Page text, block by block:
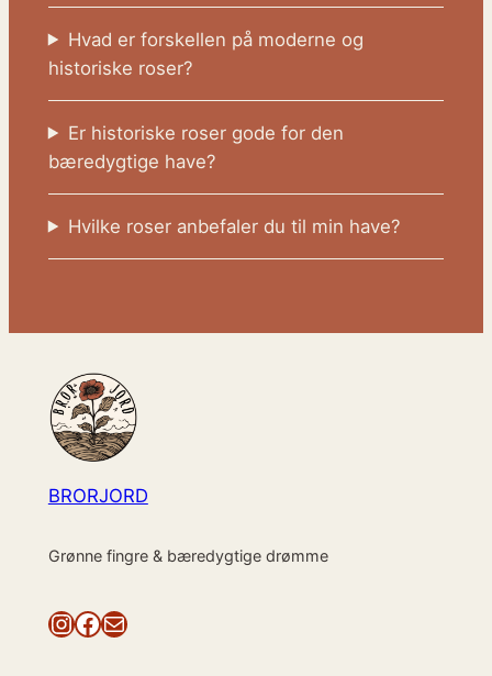
Hvad er forskellen på moderne og
historiske roser?
Er historiske roser gode for den
bæredygtige have?
Hvilke roser anbefaler du til min have?
BRORJORD
Grønne fingre & bæredygtige drømme
InstagramFacebook Mail